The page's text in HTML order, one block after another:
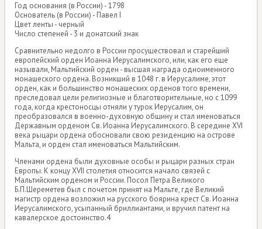
Год основания (в России) - 1798
Основатель (в России) - Павел I
Цвет ленты - черный
Число степеней - 3 и донатский знак
Сравнительно недолго в России просуществовал и старейший
европейский орден Иоанна Иерусалимского, или, как его еще
называли, Мальтийский орден - высшая награда одноименного
монашеского ордена. Возникший в 1048 г. в Иерусалиме, этот
орден, как и большинство монашеских орденов того времени,
преследовал цели религиозные и благотворительные, но с 1099
года, когда крестоносцы отняли у турок Иерусалим, он
преобразовался в военно-духовную общину и стал именоваться
Державным орденом Св. Иоанна Иерусалимского. В середине XVI
века рыцари ордена обосновали свою резиденцию на острове
Мальта, и орден стал именоваться Мальтийским.
Членами ордена были духовные особы и рыцари разных стран
Европы. К концу XVII столетия относится начало связей с
Мальтийским орденом и России. Посол Петра Великого
Б.П.Шереметев был с почетом принят на Мальте, где Великий
магистр ордена возложил на русского боярина крест Св. Иоанна
Иерусалимского, усыпанный бриллиантами, и вручил патент на
кавалерское достоинство.4